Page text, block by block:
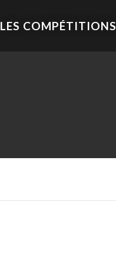
LES COMPÉTITIONS